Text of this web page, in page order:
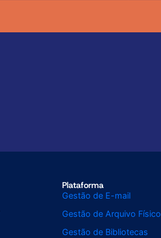
Plataforma
Gestão de E-mail
Gestão de Arquivo Físico
Gestão de Bibliotecas